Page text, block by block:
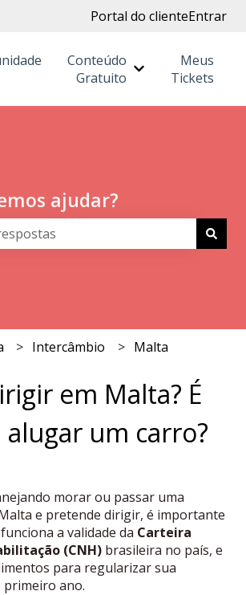
Portal do clienteEntrar
Conteúdo
Gratuito
Mostrar
Meus
Tickets
ajudar?
Intercâmbio Malta
em Malta? É
alugar um carro?
morar ou passar uma
e pretende dirigir, é importante
a validade da Carteira
(CNH) brasileira no país, e
para regularizar sua
primeiro ano.